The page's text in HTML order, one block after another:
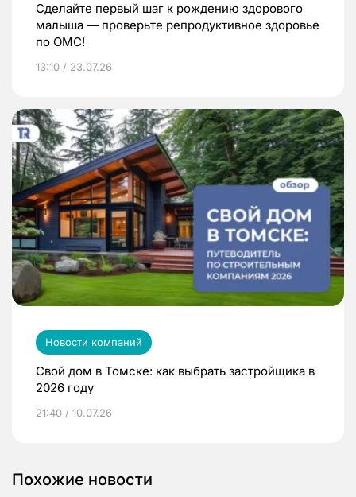
Сделайте первый шаг к рождению здорового
малыша — проверьте репродуктивное здоровье
по ОМС!
13:10 / 23.07.26
Новости компаний
Свой дом в Томске: как выбрать застройщика в
2026 году
21:40 / 10.07.26
Похожие новости